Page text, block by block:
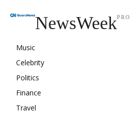
NewsWeekPRO
Music
Celebrity
Politics
Finance
Travel